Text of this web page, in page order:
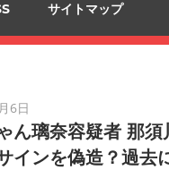
サイトマップ
6日
ん璃奈容疑者 那須
インを偽造？過去